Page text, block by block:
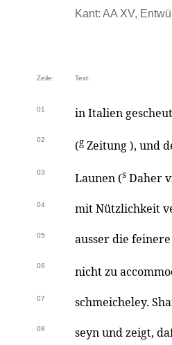
Kant: AA XV,
Zeile: Text:
01 in Italien
02 (g Zeitung ), und
03 Launen (s Daher
04 mit Nützlichkeit
05 ausser die
06 nicht zu
07 schmeicheley.
08 seyn und zeigt,